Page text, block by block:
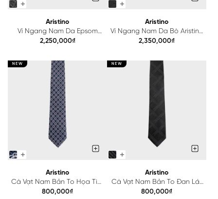
Aristino
Ví Ngang Nam Da Epsom
Aristino AWE051S0H4
2,250,000₫
Aristino
Ví Ngang Nam Da Bò Aristino
AWE050S0H4
2,350,000₫
NEW
Aristino
Cà Vạt Nam Bản To Họa Tiết
Aristino ATI003S0H2
800,000₫
NEW
Aristino
Cà Vạt Nam Bản To Đan Lát
Aristino ATI005S0H2
800,000₫